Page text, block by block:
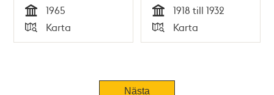
Tid
1965
Typ
Karta Tid
1918 till 1932
Typ
Karta
Nästa